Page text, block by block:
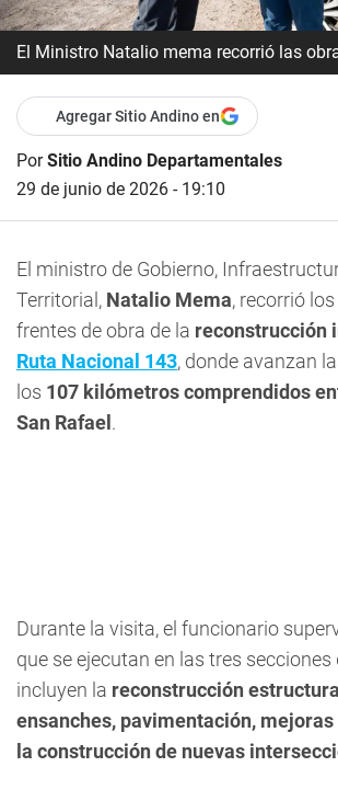
El Ministro Natalio mema recorrió las
Agregar Sitio Andino en
PorSitio Andino Departamentales
29 de junio de 2026 - 19:10
El ministro de Gobierno,
Territorial, Natalio Mema, recorrió
frentes de obra de la reconstrucción
Ruta Nacional 143, donde avanzan
los 107 kilómetros comprendidos
San Rafael.
Durante la visita, el funcionario
que se ejecutan en las tres secciones
incluyen la reconstrucción
ensanches, pavimentación,
la construcción de nuevas